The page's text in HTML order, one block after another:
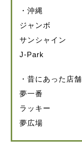
・沖縄
ジャンボ
サンシャイン
J-Park
・昔にあった店舗
夢一番
ラッキー
夢広場